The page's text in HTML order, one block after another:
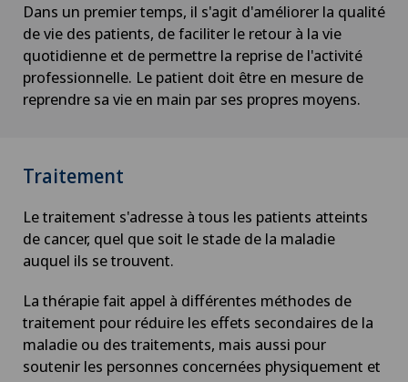
Dans un premier temps, il s'agit d'améliorer la qualité
de vie des patients, de faciliter le retour à la vie
quotidienne et de permettre la reprise de l'activité
professionnelle. Le patient doit être en mesure de
reprendre sa vie en main par ses propres moyens.
Traitement
Le traitement s'adresse à tous les patients atteints
de cancer, quel que soit le stade de la maladie
auquel ils se trouvent.
La thérapie fait appel à différentes méthodes de
traitement pour réduire les effets secondaires de la
maladie ou des traitements, mais aussi pour
soutenir les personnes concernées physiquement et